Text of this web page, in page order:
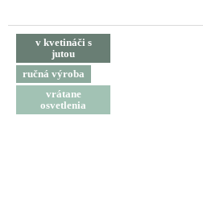
v kvetináči s
jutou
ručná výroba
vrátane
osvetlenia